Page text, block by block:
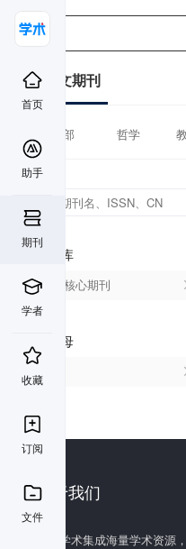
首页
助手
期刊
学者
收藏
订阅
文件
中文期刊
全部 哲学
数据库
北大核心期刊
首字母
关于我们
百度学术集成海量学术资